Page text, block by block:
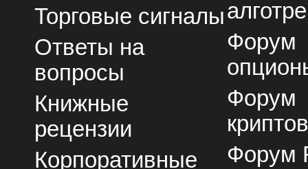
Торговые сигналы
Ответы на
вопросы
Книжные
рецензии
Корпоративные
Форум
Форум
Форум